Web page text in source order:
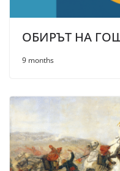
ОБИРЪТ НА
9 months